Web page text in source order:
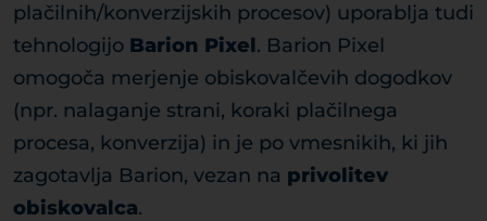
plačilnih/konverzijskih procesov) uporablja tudi
tehnologijo Barion Pixel. Barion Pixel
omogoča merjenje obiskovalčevih dogodkov
(npr. nalaganje strani, koraki plačilnega
procesa, konverzija) in je po vmesnikih, ki jih
zagotavlja Barion, vezan na privolitev
obiskovalca.